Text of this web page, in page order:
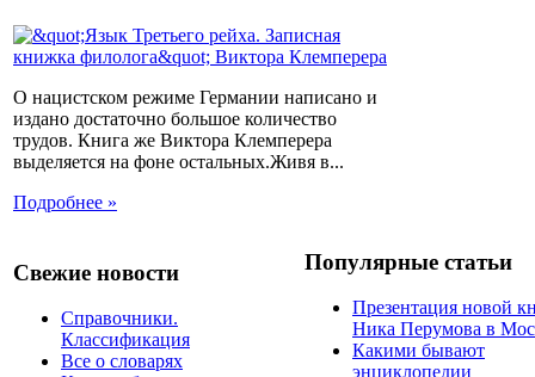
О нацистском режиме Германии написано и
издано достаточно большое количество
трудов. Книга же Виктора Клемперера
выделяется на фоне остальных.Живя в...
Подробнее »
Свежие новости
Справочники.
Классификация
Все о словарях
Популярные статьи
Презентация новой
Ника Перумова в
Какими бывают
энциклопедии